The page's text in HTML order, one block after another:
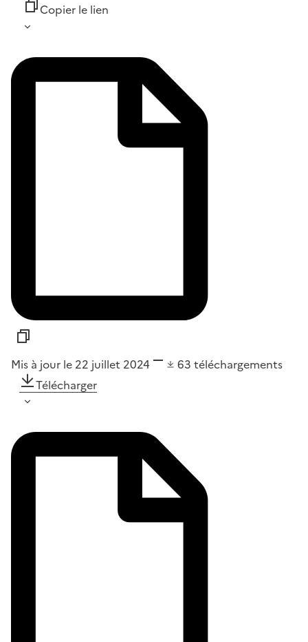
Copier le lien
Mis à jour le 22 juillet 2024 63 téléchargements
Télécharger